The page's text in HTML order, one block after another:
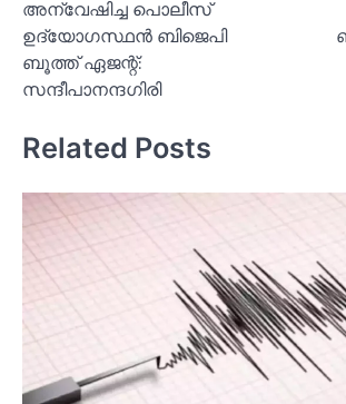
അന്വേഷിച്ച പൊലീസ്
ഉദ്യോഗസ്ഥന്‍ ബിജെപി
ബൂത്ത് ഏജന്റ്:
സന്ദീപാനന്ദഗിരി
Related Posts